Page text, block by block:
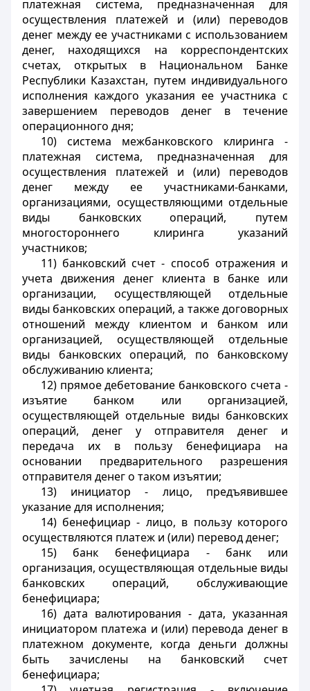
платежная система, предназначенная для
осуществления платежей и (или) переводов
денег между ее участниками с использованием
денег, находящихся на корреспондентских
счетах, открытых в Национальном Банке
Республики Казахстан, путем индивидуального
исполнения каждого указания ее участника с
завершением переводов денег в течение
операционного дня;
10) система межбанковского клиринга -
платежная система, предназначенная для
осуществления платежей и (или) переводов
денег между ее участниками-банками,
организациями, осуществляющими отдельные
виды банковских операций, путем
многостороннего клиринга указаний
участников;
11) банковский счет - способ отражения и
учета движения денег клиента в банке или
организации, осуществляющей отдельные
виды банковских операций, а также договорных
отношений между клиентом и банком или
организацией, осуществляющей отдельные
виды банковских операций, по банковскому
обслуживанию клиента;
12) прямое дебетование банковского счета -
изъятие банком или организацией,
осуществляющей отдельные виды банковских
операций, денег у отправителя денег и
передача их в пользу бенефициара на
основании предварительного разрешения
отправителя денег о таком изъятии;
13) инициатор - лицо, предъявившее
указание для исполнения;
14) бенефициар - лицо, в пользу которого
осуществляются платеж и (или) перевод денег;
15) банк бенефициара - банк или
организация, осуществляющая отдельные виды
банковских операций, обслуживающие
бенефициара;
16) дата валютирования - дата, указанная
инициатором платежа и (или) перевода денег в
платежном документе, когда деньги должны
быть зачислены на банковский счет
бенефициара;